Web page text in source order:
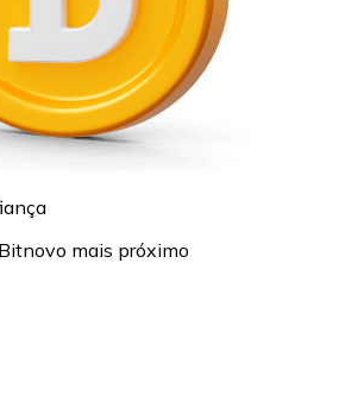
mais próximo